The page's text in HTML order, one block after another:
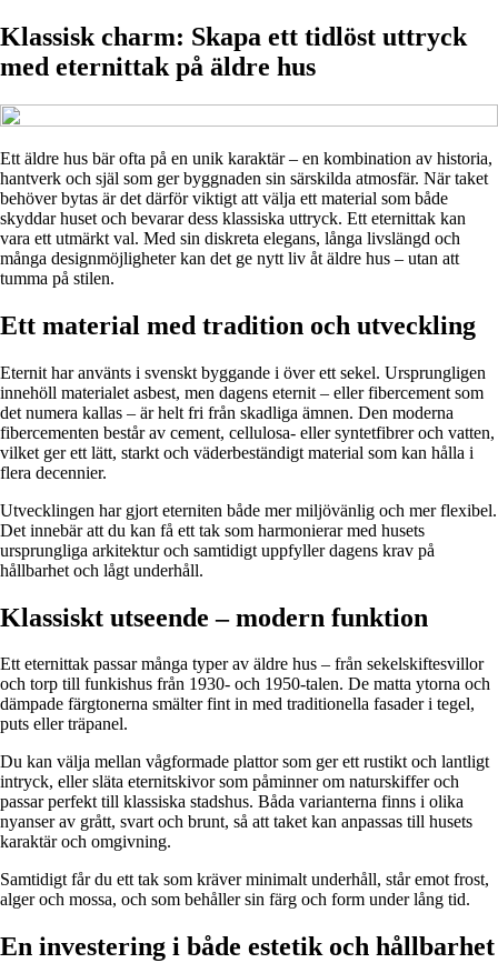
Klassisk charm: Skapa ett tidlöst uttryck
med eternittak på äldre hus
Ett äldre hus bär ofta på en unik karaktär – en kombination av historia,
hantverk och själ som ger byggnaden sin särskilda atmosfär. När taket
behöver bytas är det därför viktigt att välja ett material som både
skyddar huset och bevarar dess klassiska uttryck. Ett eternittak kan
vara ett utmärkt val. Med sin diskreta elegans, långa livslängd och
många designmöjligheter kan det ge nytt liv åt äldre hus – utan att
tumma på stilen.
Ett material med tradition och utveckling
Eternit har använts i svenskt byggande i över ett sekel. Ursprungligen
innehöll materialet asbest, men dagens eternit – eller fibercement som
det numera kallas – är helt fri från skadliga ämnen. Den moderna
fibercementen består av cement, cellulosa- eller syntetfibrer och vatten,
vilket ger ett lätt, starkt och väderbeständigt material som kan hålla i
flera decennier.
Utvecklingen har gjort eterniten både mer miljövänlig och mer flexibel.
Det innebär att du kan få ett tak som harmonierar med husets
ursprungliga arkitektur och samtidigt uppfyller dagens krav på
hållbarhet och lågt underhåll.
Klassiskt utseende – modern funktion
Ett eternittak passar många typer av äldre hus – från sekelskiftesvillor
och torp till funkishus från 1930- och 1950-talen. De matta ytorna och
dämpade färgtonerna smälter fint in med traditionella fasader i tegel,
puts eller träpanel.
Du kan välja mellan vågformade plattor som ger ett rustikt och lantligt
intryck, eller släta eternitskivor som påminner om naturskiffer och
passar perfekt till klassiska stadshus. Båda varianterna finns i olika
nyanser av grått, svart och brunt, så att taket kan anpassas till husets
karaktär och omgivning.
Samtidigt får du ett tak som kräver minimalt underhåll, står emot frost,
alger och mossa, och som behåller sin färg och form under lång tid.
En investering i både estetik och hållbarhet